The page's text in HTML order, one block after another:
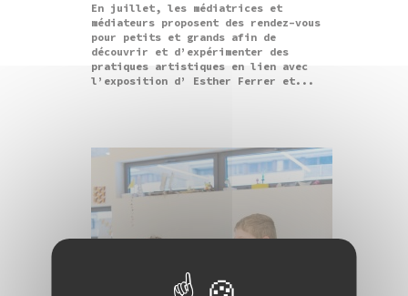
En juillet, les médiatrices et
médiateurs proposent des rendez-vous
pour petits et grands afin de
découvrir et d’expérimenter des
pratiques artistiques en lien avec
l’exposition d’ Esther Ferrer et...